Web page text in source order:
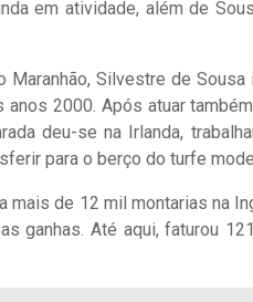
em atividade, além de
Maranhão, Silvestre de
2000. Após atuar
deu-se na Irlanda,
para o berço do turfe
mais de 12 mil montarias na
ganhas. Até aqui, faturou